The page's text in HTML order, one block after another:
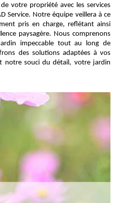
votre propriété avec les services
Service. Notre équipe veillera à ce
pris en charge, reflétant ainsi
paysagère. Nous comprenons
impeccable tout au long de
des solutions adaptées à vos
notre souci du détail, votre jardin